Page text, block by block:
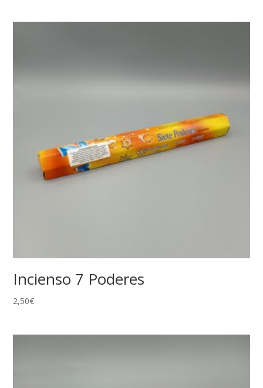
Incienso 7 Poderes
2,50€